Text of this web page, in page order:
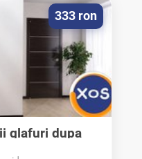
glafuri dupa
333 ron